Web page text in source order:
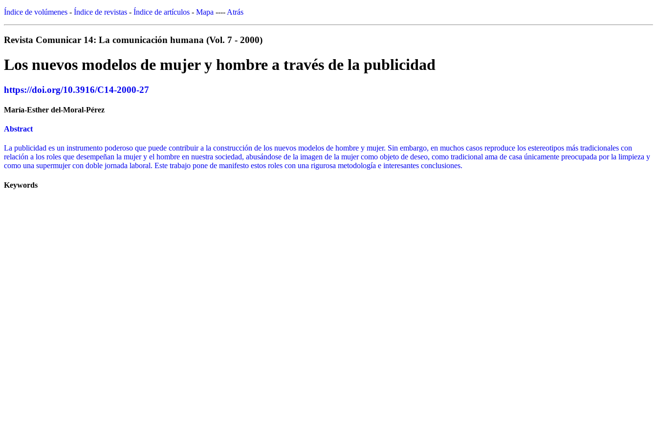
Índice de volúmenes - Índice de revistas - Índice de artículos - Mapa ---- Atrás
Revista Comunicar 14: La comunicación humana (Vol. 7 - 2000)
Los nuevos modelos de mujer y hombre a través de la publicidad
https://doi.org/10.3916/C14-2000-27
María-Esther del-Moral-Pérez
Abstract
La publicidad es un instrumento poderoso que puede contribuir a la construcción de los nuevos modelos de hombre y mujer. Sin embargo, en muchos casos reproduce los estereotipos más tradicionales con
relación a los roles que desempeñan la mujer y el hombre en nuestra sociedad, abusándose de la imagen de la mujer como objeto de deseo, como tradicional ama de casa únicamente preocupada por la limpieza y
como una supermujer con doble jornada laboral. Este trabajo pone de manifesto estos roles con una rigurosa metodología e interesantes conclusiones.
Keywords